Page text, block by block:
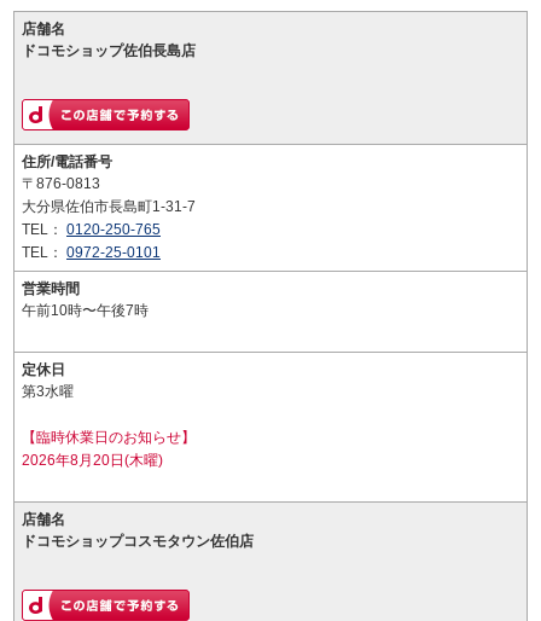
店舗名
ドコモショップ佐伯長島店
住所/電話番号
〒876-0813
大分県佐伯市長島町1-31-7
TEL： 0120-250-765
TEL： 0972-25-0101
営業時間
午前10時〜午後7時
定休日
第3水曜
【臨時休業日のお知らせ】
2026年8月20日(木曜)
店舗名
ドコモショップコスモタウン佐伯店